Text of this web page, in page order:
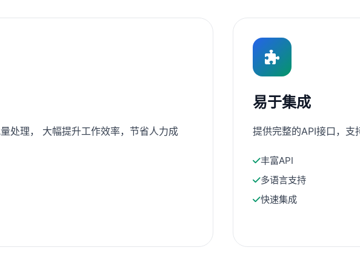
处理， 大幅提升工作效率，节省人力成
易于集成
提供完整的API接口，支
丰富API
多语言支持
快速集成